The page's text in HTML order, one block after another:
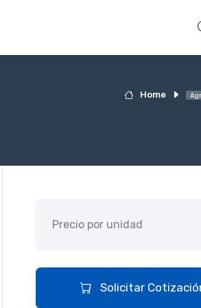
Home
Precio por unidad
Solicitar